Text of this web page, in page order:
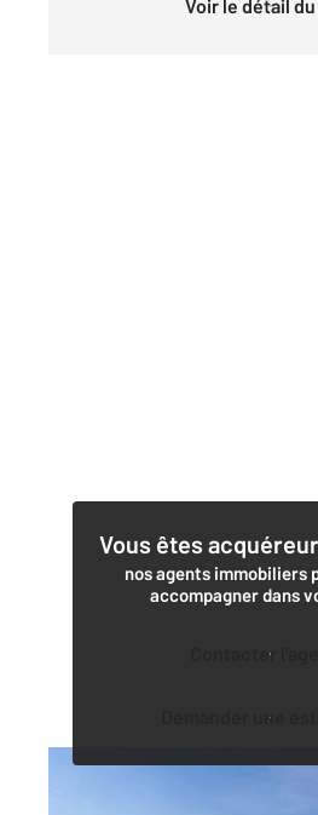
Voir le détail
Vous êtes
nos agents immobiliers
accompagner dans
Contacter
Demander une